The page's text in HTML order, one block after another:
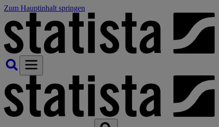
Zum Hauptinhalt springen